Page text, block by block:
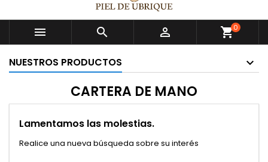
   shopping_cart0
NUESTROS PRODUCTOS
CARTERA DE MANO
Lamentamos las molestias.
Realice una nueva búsqueda sobre su interés